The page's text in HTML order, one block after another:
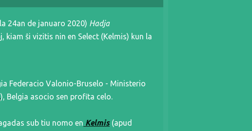
24an de januaro 2020) Hadja
ŝi vizitis nin en Select (Kelmis) kun la
Federacio Valonio-Bruselo - Ministerio
), Belgia asocio sen profita celo.
sub tiu nomo en Kelmis (apud